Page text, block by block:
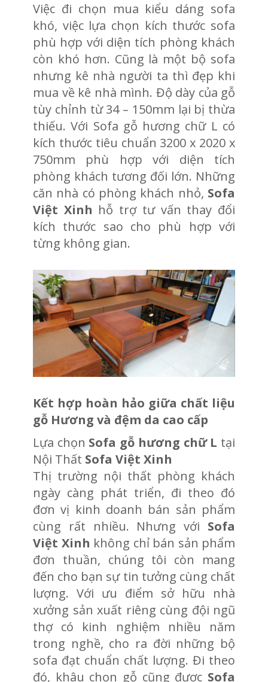
Việc đi chọn mua kiểu dáng sofa
khó, việc lựa chọn kích thước sofa
phù hợp với diện tích phòng khách
còn khó hơn. Cũng là một bộ sofa
nhưng kê nhà người ta thì đẹp khi
mua về kê nhà mình. Độ dày của gỗ
tùy chỉnh từ 34 – 150mm lại bị thừa
thiếu. Với Sofa gỗ hương chữ L có
kích thước tiêu chuẩn 3200 x 2020 x
750mm phù hợp với diện tích
phòng khách tương đối lớn. Những
căn nhà có phòng khách nhỏ, Sofa
Việt Xinh hỗ trợ tư vấn thay đổi
kích thước sao cho phù hợp với
từng không gian.
Kết hợp hoàn hảo giữa chất liệu
gỗ Hương và đệm da cao cấp
Lựa chọn Sofa gỗ hương chữ L tại
Nội Thất Sofa Việt Xinh
Thị trường nội thất phòng khách
ngày càng phát triển, đi theo đó
đơn vị kinh doanh bán sản phẩm
cùng rất nhiều. Nhưng với Sofa
Việt Xinh không chỉ bán sản phẩm
đơn thuần, chúng tôi còn mang
đến cho bạn sự tin tưởng cùng chất
lượng. Với ưu điểm sở hữu nhà
xưởng sản xuất riêng cùng đội ngũ
thợ có kinh nghiệm nhiều năm
trong nghề, cho ra đời những bộ
sofa đạt chuẩn chất lượng. Đi theo
đó, khâu chọn gỗ cũng được Sofa